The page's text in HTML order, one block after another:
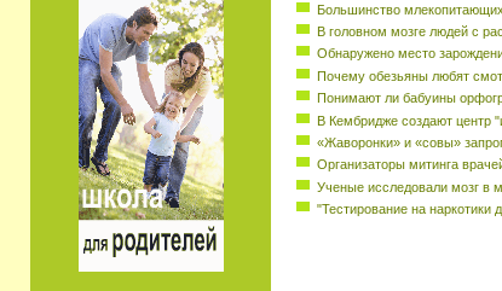
Большинство
В головном мозге людей с
Обнаружено место
Почему обезьяны любят
Понимают ли бабуины
В Кембридже создают центр
«Жаворонки» и «совы»
Организаторы митинга
Ученые исследовали мозг в
"Тестирование на